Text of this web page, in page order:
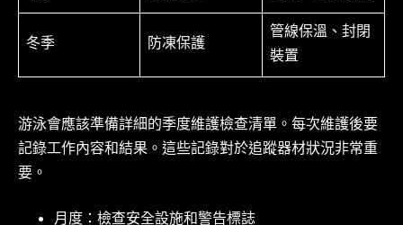
冬季 防凍保護
管線保溫、封閉
裝置
游泳會應該準備詳細的季度維護檢查清單。每次維護後要
記錄工作內容和結果。這些記錄對於追蹤器材狀況非常重
要。
月度：檢查安全設施和警告標誌